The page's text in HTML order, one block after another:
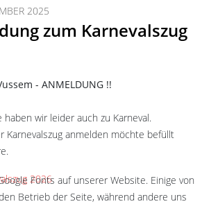
2025
zum Karnevalszug
- ANMELDUNG !!
wir leider auch zu Karneval.
Karnevalszug anmelden möchte befüllt
2026
Fonts auf unserer Website. Einige von
Betrieb der Seite, während andere uns